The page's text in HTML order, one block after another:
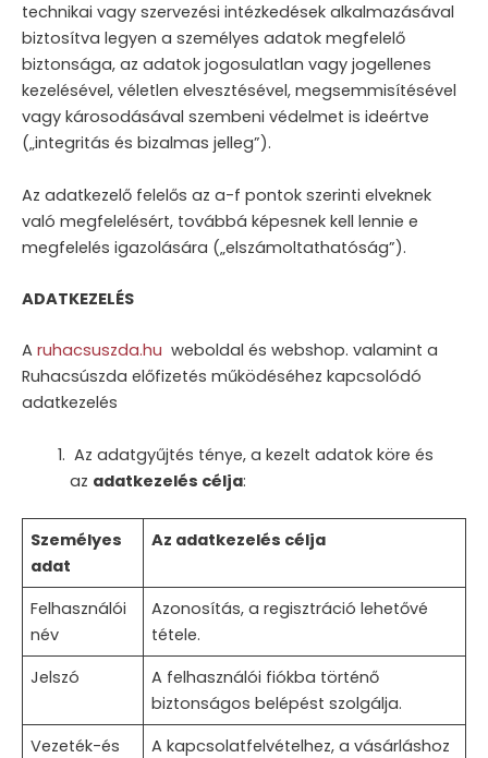
technikai vagy szervezési intézkedések alkalmazásával
biztosítva legyen a személyes adatok megfelelő
biztonsága, az adatok jogosulatlan vagy jogellenes
kezelésével, véletlen elvesztésével, megsemmisítésével
vagy károsodásával szembeni védelmet is ideértve
(„integritás és bizalmas jelleg”).
Az adatkezelő felelős az a-f pontok szerinti elveknek
való megfelelésért, továbbá képesnek kell lennie e
megfelelés igazolására („elszámoltathatóság”).
ADATKEZELÉS
A ruhacsuszda.hu weboldal és webshop. valamint a
Ruhacsúszda előfizetés működéséhez kapcsolódó
adatkezelés
Az adatgyűjtés ténye, a kezelt adatok köre és
az adatkezelés célja:
Személyes
adat
Az adatkezelés célja
Felhasználói
név
Azonosítás, a regisztráció lehetővé
tétele.
Jelszó
A felhasználói fiókba történő
biztonságos belépést szolgálja.
Vezeték-és
A kapcsolatfelvételhez, a vásárláshoz